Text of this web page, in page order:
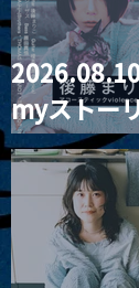
myストー
藤まりこ
violence
ツ」